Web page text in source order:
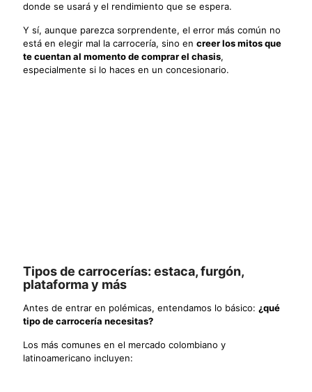
donde se usará y el rendimiento que se espera.
Y sí, aunque parezca sorprendente, el error más común no
está en elegir mal la carrocería, sino en creer los mitos que
te cuentan al momento de comprar el chasis,
especialmente si lo haces en un concesionario.
Tipos de carrocerías: estaca, furgón,
plataforma y más
Antes de entrar en polémicas, entendamos lo básico: ¿qué
tipo de carrocería necesitas?
Los más comunes en el mercado colombiano y
latinoamericano incluyen: